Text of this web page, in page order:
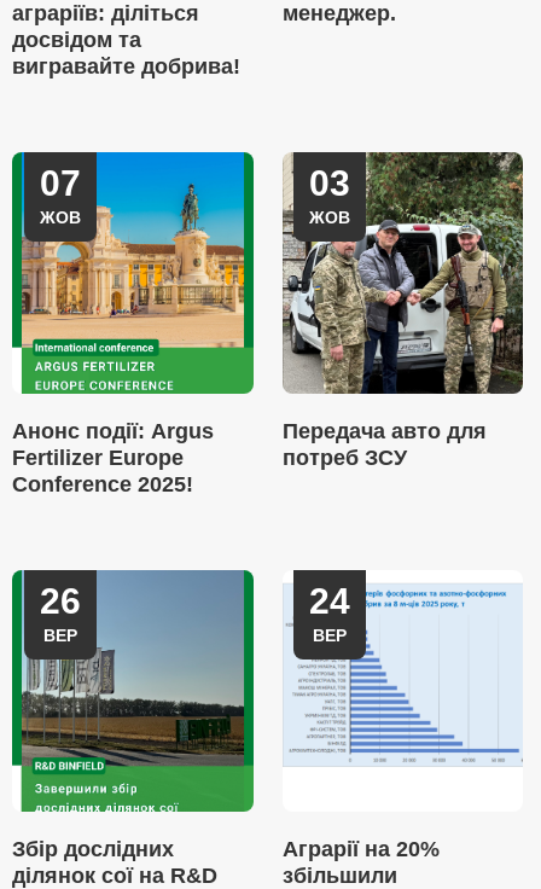
аграріїв: діліться
досвідом та
вигравайте добрива!
менеджер.
07
ЖОВ
Анонс події: Argus
Fertilizer Europe
Conference 2025!
03
ЖОВ
Передача авто для
потреб ЗСУ
26
ВЕР
Збір дослідних
ділянок сої на R&D
24
ВЕР
Аграрії на 20%
збільшили